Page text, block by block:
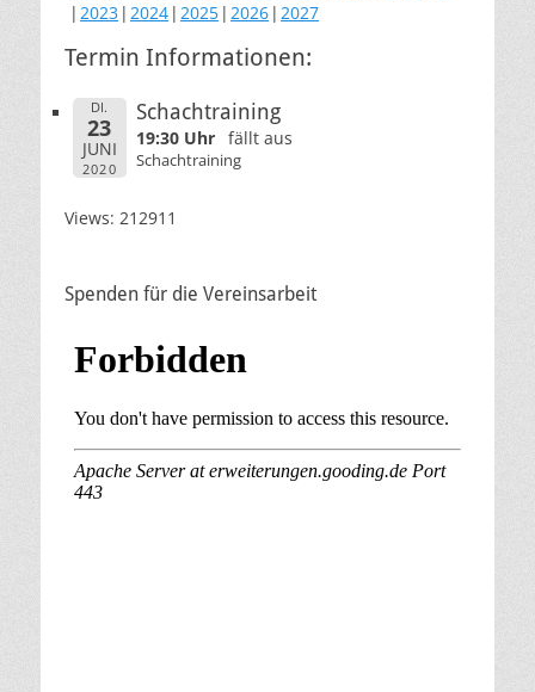
2023 2024 2025 2026 2027
Termin Informationen:
DI.
23
JUNI
2020
Schachtraining
19:30 Uhr fällt aus
Schachtraining
Views: 212911
Spenden für die Vereinsarbeit